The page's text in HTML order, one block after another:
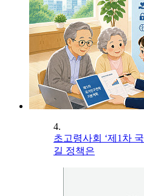
4.
초고령사회 ‘제1차
길 정책은